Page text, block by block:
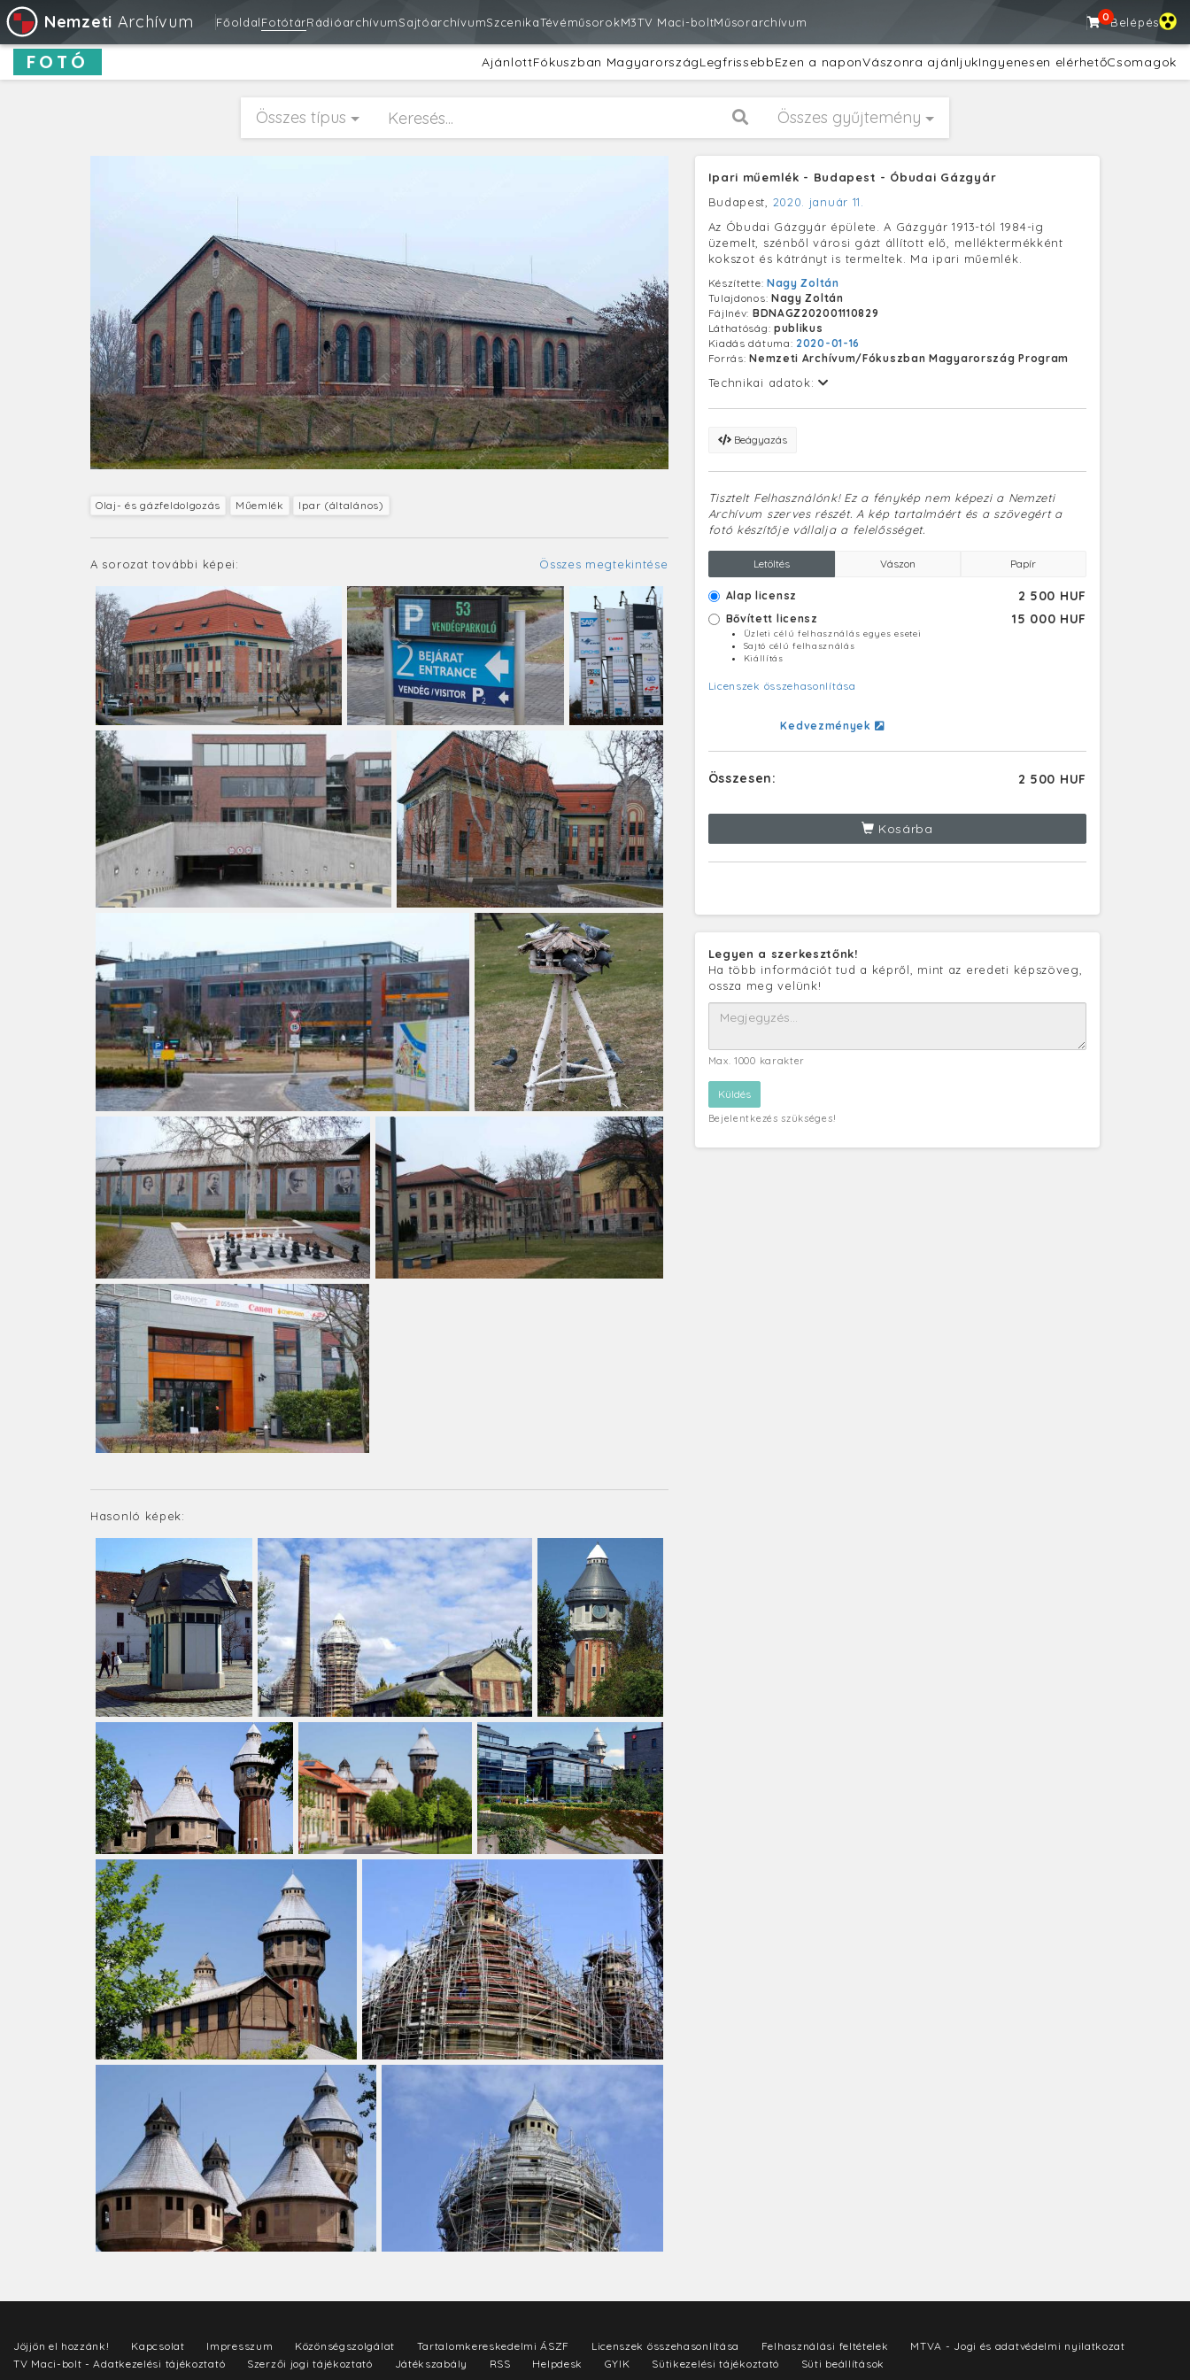
Nemzeti Archívum FőoldalFotótárRádióarchívumSajtóarchívumSzcenikaTévéműsorokM3TV Maci-boltMűsorarchívum 0Belépés
FOTÓ AjánlottFókuszban MagyarországLegfrissebbEzen a naponVászonra ajánljukIngyenesen elérhetőCsomagok
Összes típus Összes gyűjtemény
Olaj- és gázfeldolgozás Műemlék Ipar (általános)
A sorozat további képei: Összes megtekintése
Hasonló képek:
Ipari műemlék - Budapest - Óbudai Gázgyár
Budapest, 2020. január 11.
Az Óbudai Gázgyár épülete. A Gázgyár 1913-tól 1984-ig
üzemelt, szénből városi gázt állított elő, melléktermékként
kokszot és kátrányt is termeltek. Ma ipari műemlék.
Készítette: Nagy Zoltán
Tulajdonos: Nagy Zoltán
Fájlnév: BDNAGZ202001110829
Láthatóság: publikus
Kiadás dátuma: 2020-01-16
Forrás:Nemzeti Archívum/Fókuszban Magyarország Program
Technikai adatok:
Beágyazás
Tisztelt Felhasználónk! Ez a fénykép nem képezi a Nemzeti
Archívum szerves részét. A kép tartalmáért és a szövegért a
fotó készítője vállalja a felelősséget.
Letöltés Vászon Papír
Alap licensz 2 500 HUF
Bővített licensz 15 000 HUF
Üzleti célú felhasználás egyes esetei
Sajtó célú felhasználás
Kiállítás
Licenszek összehasonlítása
Kedvezmények
Összesen: 2 500 HUF
Kosárba
Legyen a szerkesztőnk!
Ha több információt tud a képről, mint az eredeti képszöveg,
ossza meg velünk!
Max. 1000 karakter
Bejelentkezés szükséges!
Jöjjön el hozzánk! Kapcsolat Impresszum Közönségszolgálat Tartalomkereskedelmi ÁSZF Licenszek összehasonlítása Felhasználási feltételek
MTVA - Jogi és adatvédelmi nyilatkozat
TV Maci-bolt - Adatkezelési tájékoztató
Szerzői jogi tájékoztató Játékszabály RSS Helpdesk GYIK Sütikezelési tájékoztató Süti beállítások